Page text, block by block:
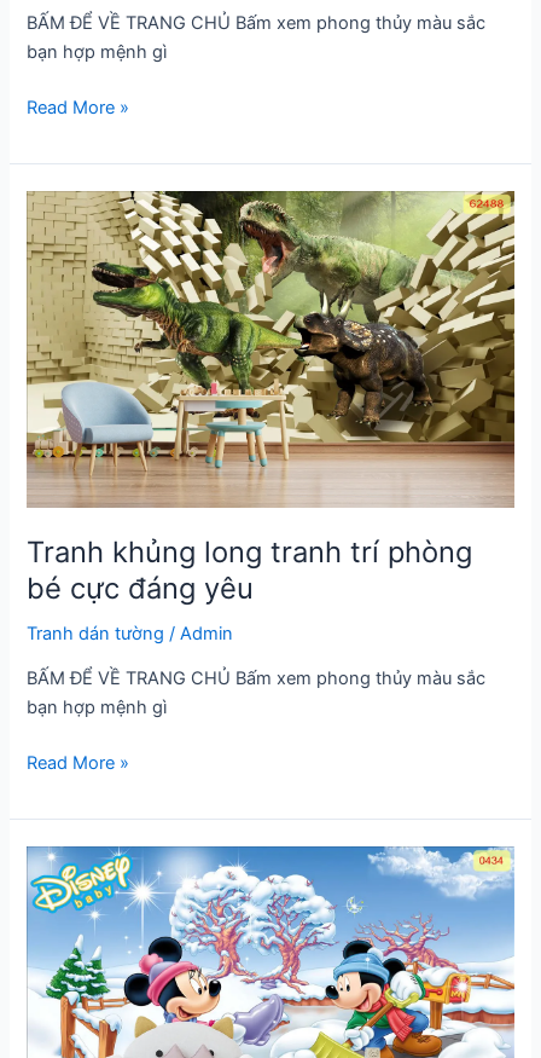
BẤM ĐỂ VỀ TRANG CHỦ Bấm xem phong thủy màu sắc
bạn hợp mệnh gì
Tranh
anh
hùng
dành
cho
bé
Read More »
Tranh khủng long tranh trí phòng
bé cực đáng yêu
Tranh dán tường /Admin
BẤM ĐỂ VỀ TRANG CHỦ Bấm xem phong thủy màu sắc
bạn hợp mệnh gì
Tranh
long
tranh
trí
phòng
cực
đáng
Read More »